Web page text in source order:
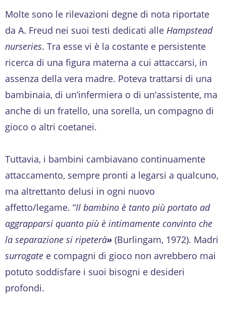
Molte sono le rilevazioni degne di nota riportate
da A. Freud nei suoi testi dedicati alle Hampstead
nurseries. Tra esse vi è la costante e persistente
ricerca di una figura materna a cui attaccarsi, in
assenza della vera madre. Poteva trattarsi di una
bambinaia, di un’infermiera o di un’assistente, ma
anche di un fratello, una sorella, un compagno di
gioco o altri coetanei.
Tuttavia, i bambini cambiavano continuamente
attaccamento, sempre pronti a legarsi a qualcuno,
ma altrettanto delusi in ogni nuovo
affetto/legame. “Il bambino è tanto più portato ad
aggrapparsi quanto più è intimamente convinto che
la separazione si ripeterà» (Burlingam, 1972). Madri
surrogate e compagni di gioco non avrebbero mai
potuto soddisfare i suoi bisogni e desideri
profondi.